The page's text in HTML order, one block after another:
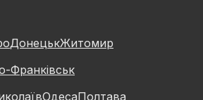
ДонецькЖитомир
Франківськ
ОдесаПолтава